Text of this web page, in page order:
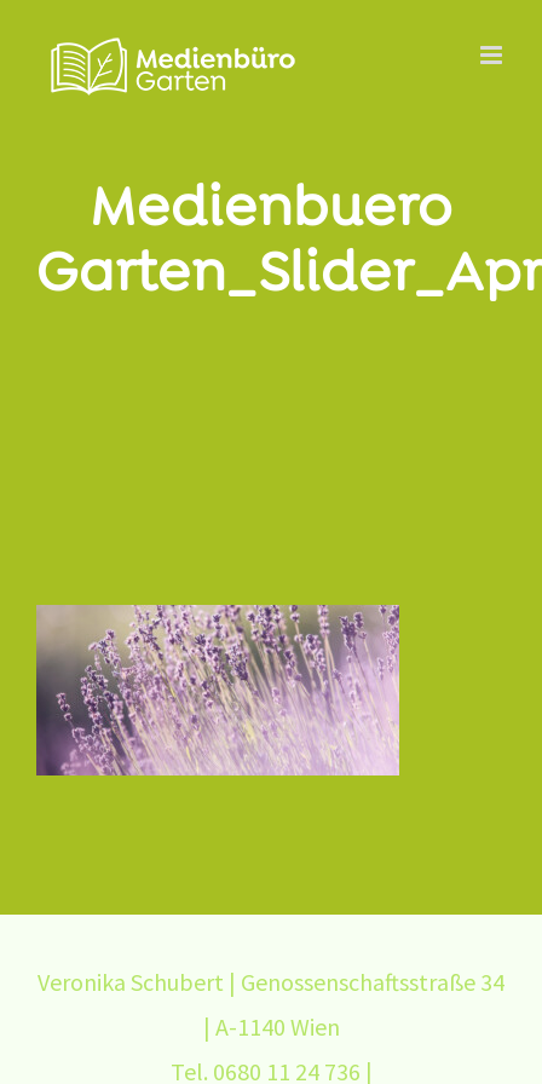
springen
Medienbuero
Veronika Schubert | Genossenschaftsstraße 34
| A-1140 Wien
Tel. 0680 11 24 736 |